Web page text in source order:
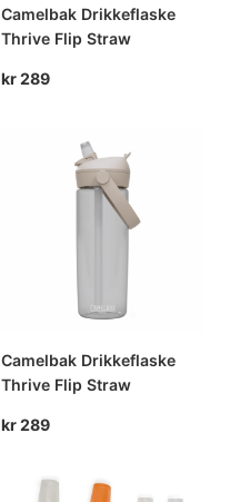
Camelbak Drikkeflaske
Thrive Flip Straw
kr289
Camelbak Drikkeflaske
Thrive Flip Straw
kr289